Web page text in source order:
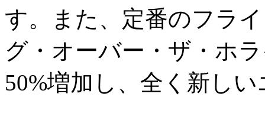
す。また、定番のフラ
グ・オーバー・ザ・ホ
50%増加し、全く新し